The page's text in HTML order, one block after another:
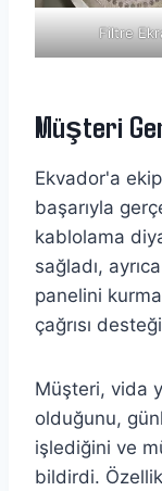
Filtre
Müşteri
Ekvador'a
başarıyla
kablolama
sağladı,
panelini
çağrısı
Müşteri, vida
olduğunu,
işlediğini ve
bildirdi.